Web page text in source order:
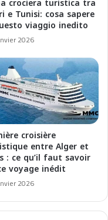
crociera turistica tra
e Tunisi: cosa sapere
viaggio inedito
2026
croisière
entre Alger et
: ce qu’il faut savoir
voyage inédit
2026